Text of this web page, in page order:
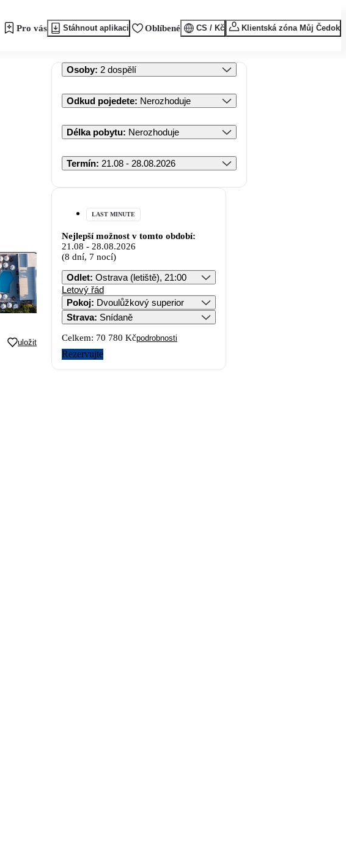
Pro vás Stáhnout aplikaci Oblíbené CS / Kč Klientská zóna Můj Čedok
uložit
Osoby: 2 dospělí
Odkud pojedete: Nerozhoduje
Délka pobytu: Nerozhoduje
Termín: 21.08 - 28.08.2026
LAST MINUTE
Nejlepší možnost v tomto období:
21.08 - 28.08.2026
(8 dní, 7 nocí)
Odlet: Ostrava (letiště), 21:00
Letový řád
Pokoj: Dvoulůžkový superior
Strava: Snídaně
Celkem: 70 780 Kčpodrobnosti
Rezervujte